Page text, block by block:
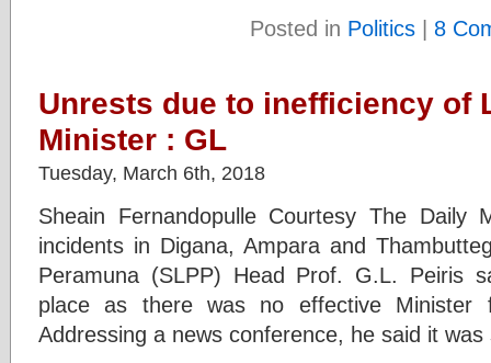
Posted in Politics | 8
Unrests due to inefficiency of
Minister : GL
Tuesday, March 6th, 2018
Sheain Fernandopulle Courtesy The Daily
incidents in Digana, Ampara and
Peramuna (SLPP) Head Prof. G.L. Peiris
place as there was no effective Minister
Addressing a news conference, he said it